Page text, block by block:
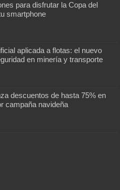
para disfrutar la Copa del
smartphone
aplicada a flotas: el nuevo
en minería y transporte
descuentos de hasta 75% en
campaña navideña